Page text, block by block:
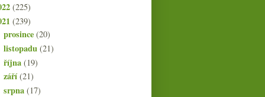
(225)
(239)
prosince(20)
listopadu(21)
října(19)
září(21)
srpna(17)